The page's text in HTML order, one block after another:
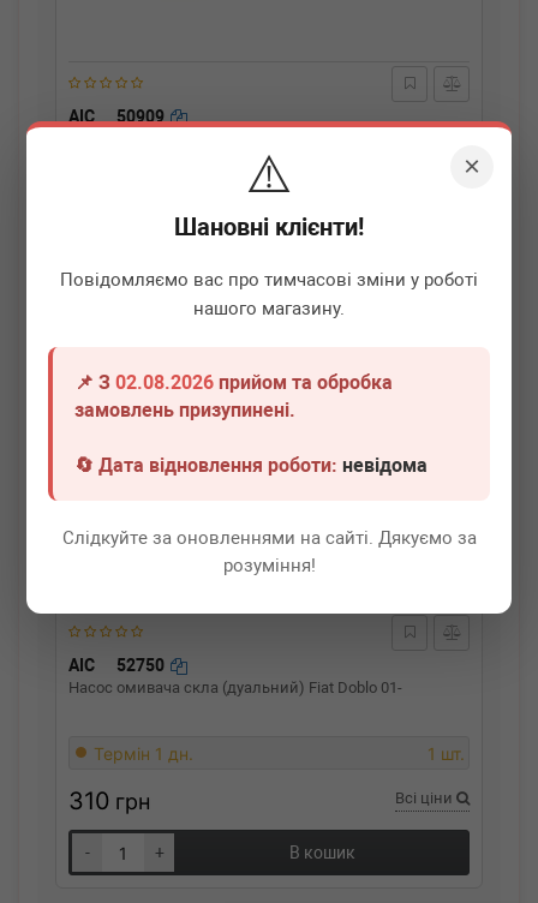
×
⚠️
Шановні клієнти!
Повідомляємо вас про тимчасові зміни у роботі
нашого магазину.
📌 З02.08.2026 прийом та обробка
замовлень призупинені.
🔄 Дата відновлення роботи:невідома
Слідкуйте за оновленнями на сайті. Дякуємо за
розуміння!
AIC 50909
В кошик
AIC 52750
Насос омивача скла (дуальний) Fiat Doblo 01-
Термін 1 дн. 1 шт.
310 грн Всі ціни
- + В кошик